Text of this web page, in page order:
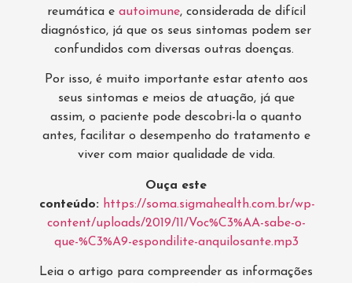
reumática e autoimune, considerada de difícil
diagnóstico, já que os seus sintomas podem ser
confundidos com diversas outras doenças.
Por isso, é muito importante estar atento aos
seus sintomas e meios de atuação, já que
assim, o paciente pode descobri-la o quanto
antes, facilitar o desempenho do tratamento e
viver com maior qualidade de vida.
Ouça este
conteúdo: https://soma.sigmahealth.com.br/wp-
content/uploads/2019/11/Voc%C3%AA-sabe-o-
que-%C3%A9-espondilite-anquilosante.mp3
Leia o artigo para compreender as informações